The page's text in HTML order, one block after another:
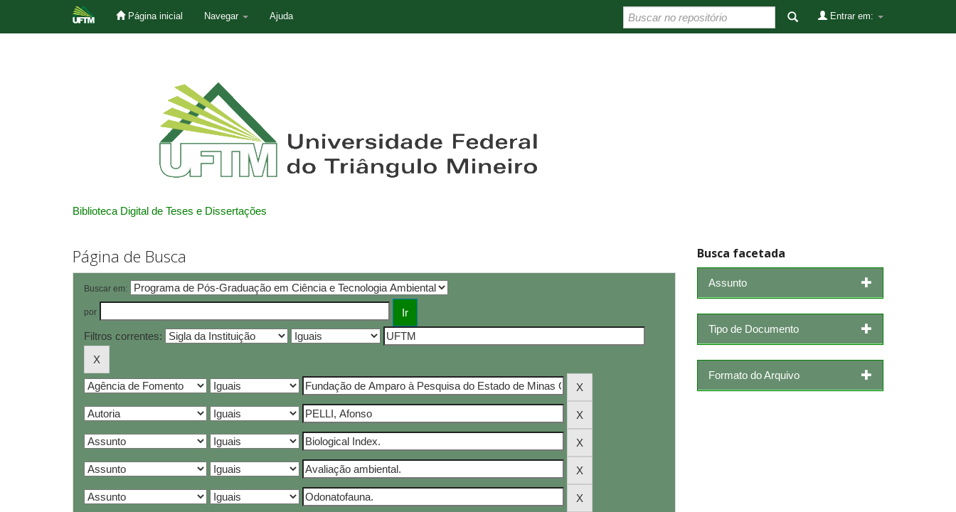
Página inicial Navegar Ajuda Entrar em:
Biblioteca Digital de Teses e Dissertações
Página de Busca
Buscar em:
por
Filtros correntes:
Busca facetada
Assunto
Tipo de Documento
Formato do Arquivo